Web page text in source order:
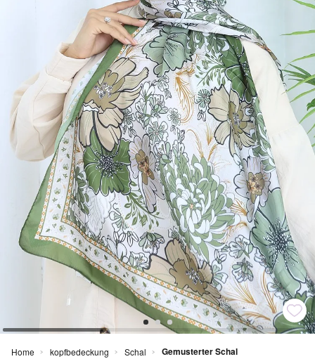
Home > kopfbedeckung > Schal > Gemusterter Schal